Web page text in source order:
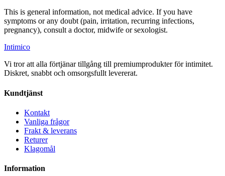
This is general information, not medical advice. If you have
symptoms or any doubt (pain, irritation, recurring infections,
pregnancy), consult a doctor, midwife or sexologist.
Intimico
Vi tror att alla förtjänar tillgång till premiumprodukter för intimitet.
Diskret, snabbt och omsorgsfullt levererat.
Kundtjänst
Kontakt
Vanliga frågor
Frakt & leverans
Returer
Klagomål
Information